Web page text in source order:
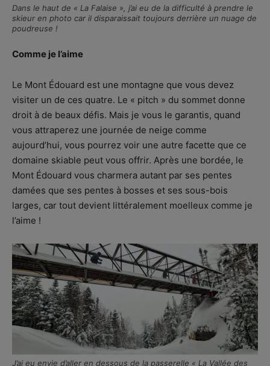
Dans le haut de « La Falaise », j’ai eu de la difficulté à prendre le
skieur en photo car il disparaissait toujours derrière un nuage de
poudreuse !
Comme je l’aime
Le Mont Édouard est une montagne que vous devez
visiter un de ces quatre. Le « pitch » du sommet donne
droit à de beaux défis. Mais je vous le garantis, quand
vous attraperez une journée de neige comme
aujourd’hui, vous pourrez voir une autre facette que ce
domaine skiable peut vous offrir. Après une bordée, le
Mont Édouard vous charmera autant par ses pentes
damées que ses pentes à bosses et ses sous-bois
larges, car tout devient littéralement moelleux comme je
l’aime !
J’ai eu envie d’aller en dessous de la passerelle « La Vallée des